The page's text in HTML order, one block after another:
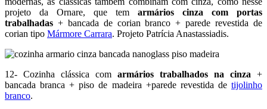
projeto da Ornare, que tem armários cinza com portas
trabalhadas + bancada de corian branco + parede revestida de
corian tipo Mármore Carrara. Projeto Patrícia Anastassiadis.
12- Cozinha clássica com armários trabalhados na cinza +
bancada branca + piso de madeira +parede revestida de tijolinho
branco.